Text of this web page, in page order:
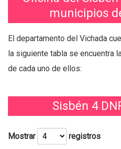
municipios
El departamento del Vichada
la siguiente tabla se encuentra
de cada uno de ellos:
Sisbén 4
Mostrar registros